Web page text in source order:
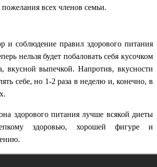
всех членов семьи.
и соблюдение правил здорового питания
нельзя будет побаловать себя кусочком
вкусной выпечкой. Напротив, вкусности
себе, но 1-2 раза в неделю и, конечно, в
здорового питания лучше всякой диеты
здоровью, хорошей фигуре и